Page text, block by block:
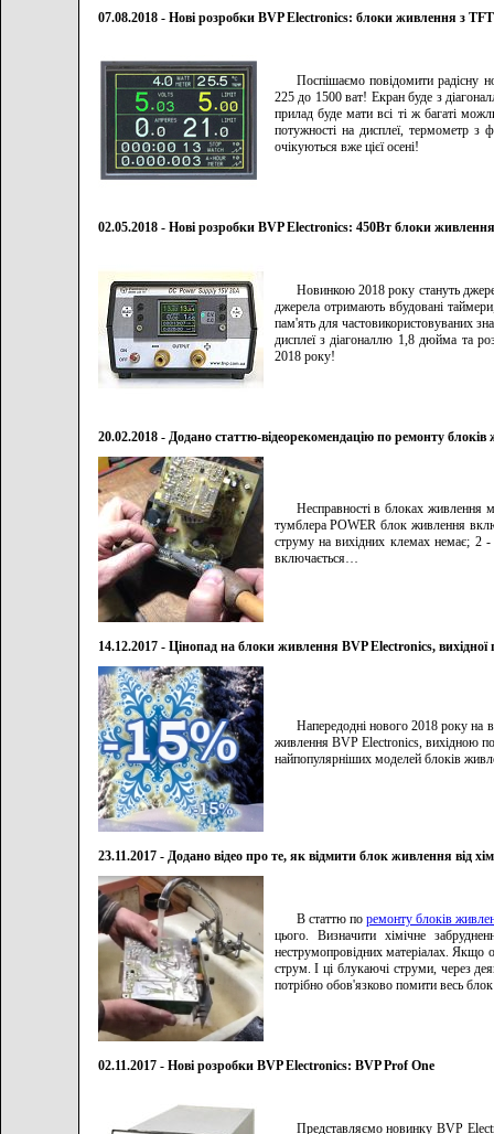
07.08.2018 - Нові розробки BVP Electronics: блоки живлення з
Поспішаємо повідомити радісну
225 до 1500 ват! Екран буде з
прилад буде мати всі ті ж багаті
потужності на дисплеї, термометр
очікуються вже цієї осені!
02.05.2018 - Нові розробки BVP Electronics: 450Вт блоки
Новинкою 2018 року стануть
джерела отримають вбудовані
пам'ять для частовикористовуваних
дисплеї з діагоналлю 1,8 дюйма та
2018 року!
20.02.2018 - Додано статтю-відеорекомендацію по ремонту
Несправності в блоках живлення
тумблера POWER блок живлення
струму на вихідних клемах немає; 2
включається…
14.12.2017 - Цінопад на блоки живлення BVP Electronics, вихідної
Напередодні нового 2018 року на
живлення BVP Electronics, вихідною
найпопулярніших моделей блоків
23.11.2017 - Додано відео про те, як відмити блок живлення від
В статтю по ремонту блоків
цього. Визначити хімічне
неструмопровідних матеріалах. Якщо
струм. І ці блукаючі струми, через
потрібно обов'язково помити весь
02.11.2017 - Нові розробки BVP Electronics: BVP Prof One
Представляємо новинку BVP